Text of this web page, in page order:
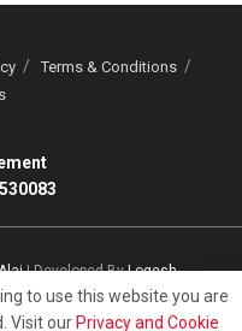
Terms & Conditions
| Developed ByLogesh
to use this website you are
Visit our Privacy and Cookie